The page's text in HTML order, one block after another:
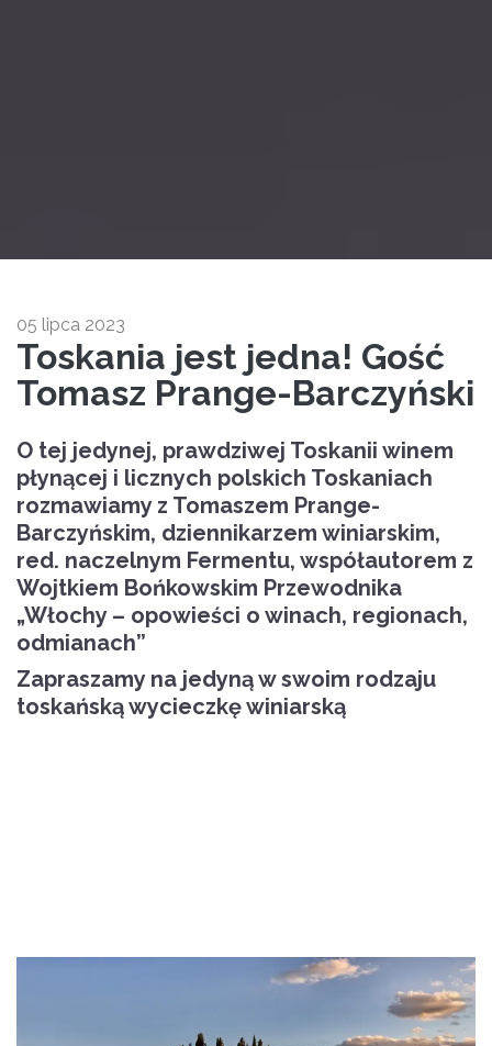
05 lipca 2023
Toskania jest jedna! Gość
Tomasz Prange-Barczyński
O tej jedynej, prawdziwej Toskanii winem
płynącej i licznych polskich Toskaniach
rozmawiamy z Tomaszem Prange-
Barczyńskim, dziennikarzem winiarskim,
red. naczelnym Fermentu, współautorem z
Wojtkiem Bońkowskim Przewodnika
„Włochy – opowieści o winach, regionach,
odmianach”
Zapraszamy na jedyną w swoim rodzaju
toskańską wycieczkę winiarską